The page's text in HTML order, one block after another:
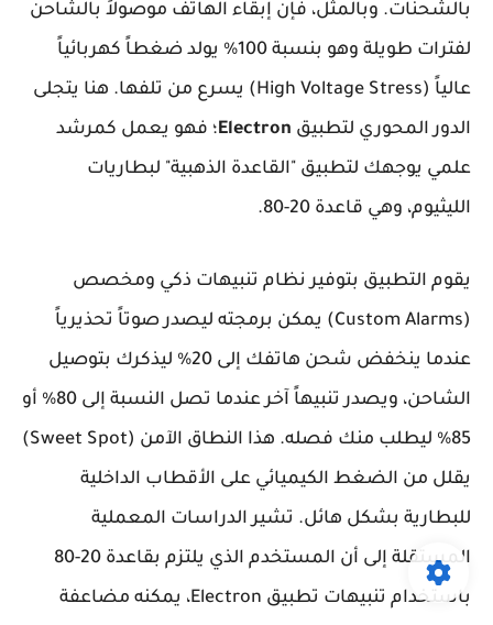
بالشحنات. وبالمثل، فإن إبقاء الهاتف موصولاً بالشاحن
لفترات طويلة وهو بنسبة 100% يولد ضغطاً كهربائياً
عالياً (High Voltage Stress) يسرع من تلفها. هنا يتجلى
الدور المحوري لتطبيق Electron؛ فهو يعمل كمرشد
علمي يوجهك لتطبيق "القاعدة الذهبية" لبطاريات
الليثيوم، وهي قاعدة 20-80.
يقوم التطبيق بتوفير نظام تنبيهات ذكي ومخصص
(Custom Alarms) يمكن برمجته ليصدر صوتاً تحذيرياً
عندما ينخفض شحن هاتفك إلى 20% ليذكرك بتوصيل
الشاحن، ويصدر تنبيهاً آخر عندما تصل النسبة إلى 80% أو
85% ليطلب منك فصله. هذا النطاق الآمن (Sweet Spot)
يقلل من الضغط الكيميائي على الأقطاب الداخلية
للبطارية بشكل هائل. تشير الدراسات المعملية
المستقلة إلى أن المستخدم الذي يلتزم بقاعدة 20-80
باستخدام تنبيهات تطبيق Electron، يمكنه مضاعفة